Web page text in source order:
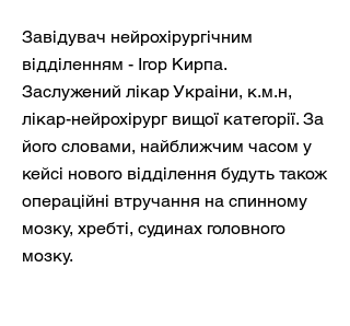
Завідувач нейрохірургічним
відділенням - Ігор Кирпа.
Заслужений лікар Украіни, к.м.н,
лікар-нейрохірург вищої категорії. За
його словами, найближчим часом у
кейсі нового відділення будуть також
операційні втручання на спинному
мозку, хребті, судинах головного
мозку.